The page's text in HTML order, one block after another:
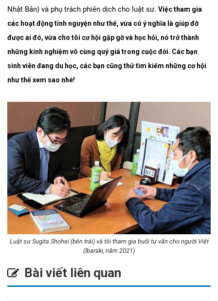
Nhật Bản) và phụ trách phiên dịch cho luật sư. Việc tham gia
các hoạt động tình nguyện như thế, vừa có ý nghĩa là giúp đỡ
được ai đó, vừa cho tôi cơ hội gặp gỡ và học hỏi, nó trở thành
những kinh nghiệm vô cùng quý giá trong cuộc đời. Các bạn
sinh viên đang du học, các bạn cũng thử tìm kiếm những cơ hội
như thế xem sao nhé!
Luật sư Sugita Shohei (bên trái) và tôi tham gia buổi tư vấn cho người Việt
(Ibaraki, năm 2021)
Bài viết liên quan